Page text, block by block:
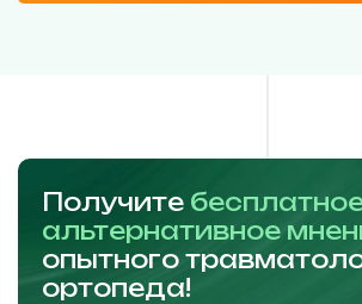
Получите
альтернативное
опытного
ортопеда!